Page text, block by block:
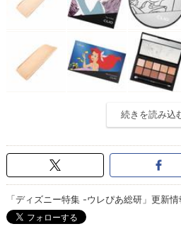
続きを読み込
「ディズニー特集 -ウレぴあ総研」更新